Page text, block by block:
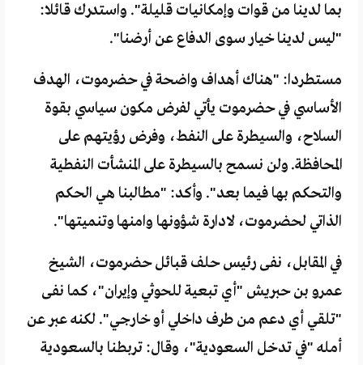
بما لدينا من قوات وإمكانيات قليلة". واستدرك قائلا:
"ليس لدينا خيار سوى الدفاع عن أرضنا".
مستطردا: "هناك أهداف واضحة في حضرموت، الهدف
الأساسي في حضرموت يأتي لفرض مكون سياسي بقوة
السلاح، والسيطرة على النفط، وفرض رؤيتهم على
المحافظة. ولن نسمح بالسيطرة على المنشأت النفطية
والتحكم بها فيما بعد". وأكد: "مطالبنا هي الحكم
الذاتي لحضرموت، لادارة شؤونها وامنها وتنميتها".
في المقابل، نفى رئيس حلف قبائل حضرموت، الشيخ
عمرو بن حبريش "أي تبعية للحوثي وإيران"، كما نفى
"تلقي أي دعم من طرف داخلي أو خارجي". لكنه عبر عن
أمله "في تدخل السعودية"، وقال: تربطنا بالسعودية